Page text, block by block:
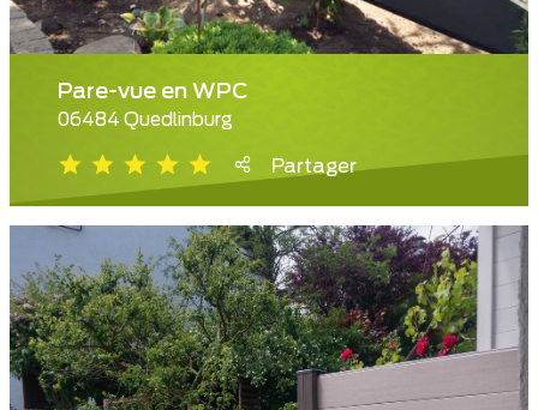
Pare-vue en WPC
06484 Quedlinburg
Partager